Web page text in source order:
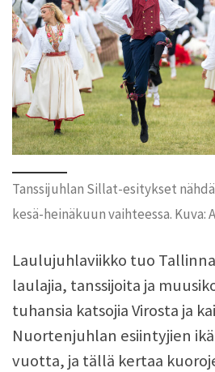
Tanssijuhlan Sillat-esitykset
kesä-heinäkuun vaihteessa. Kuva:
Laulujuhlaviikko tuo
laulajia, tanssijoita ja
tuhansia katsojia Virosta ja
Nuortenjuhlan esiintyjien
vuotta, ja tällä kertaa